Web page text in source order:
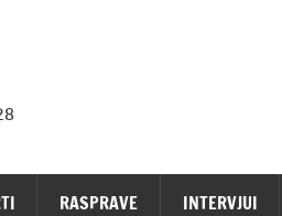
RASPRAVE INTERVJUI